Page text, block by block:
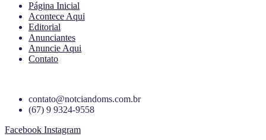
Página Inicial
Acontece Aqui
Editorial
Anunciantes
Anuncie Aqui
Contato
contato@notciandoms.com.br
(67) 9 9324-9558
Facebook Instagram